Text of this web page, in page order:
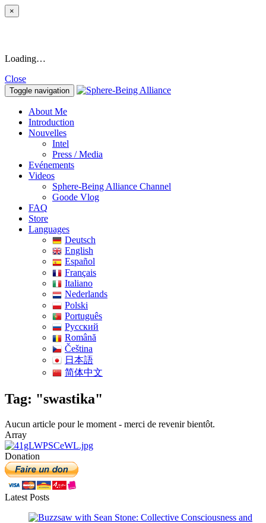
×
Loading…
Close
Toggle navigation
About Me
Introduction
Nouvelles
Intel
Press / Media
Evénements
Videos
Sphere-Being Alliance Channel
Goode Vlog
FAQ
Store
Languages
Deutsch
English
Español
Français
Italiano
Nederlands
Polski
Português
Pусский
Română
Čeština
日本語
简体中文
Tag: "swastika"
Aucun article pour le moment - merci de revenir bientôt.
Array
Donation
Latest Posts